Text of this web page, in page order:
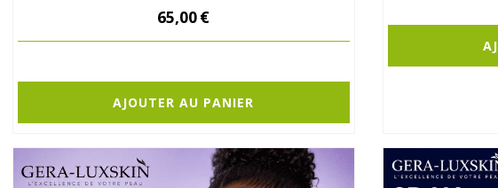
65,00€
AJOUTER AU PANIER